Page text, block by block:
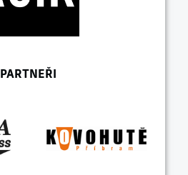
PARTNEŘI